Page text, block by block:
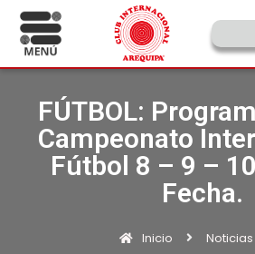
FÚTBOL:
Campeonato
Fútbol 8 – 9 –
Fecha.
Inicio
Noticias